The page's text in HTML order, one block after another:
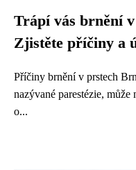
Trápí vás brnění
Zjistěte příčiny a
Příčiny brnění v prstech
nazývané parestézie,
o...